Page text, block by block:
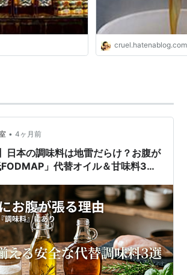
プルシロップ。
はビタミンB1に当たるチアミンが6％
あるリボフラミンを2％含んでいる点
この蒸発工程にかかっている。それは
学反応を見守りながら特徴的な色や風
く作られなくてはならない。それは蒸
速くても、シロップのこの色、風味、
らだ。
注意が必要だ。海抜0m地点では
が高度が変われば沸点も変わるの
±をしなければいけない。
プ1Lを精製するためには樹液が40L必
けだ。
cruel.hatenablog.com
• 4ヶ月前
日本の調味料は地雷だらけ？お腹が
」代替オイル＆甘味料3選